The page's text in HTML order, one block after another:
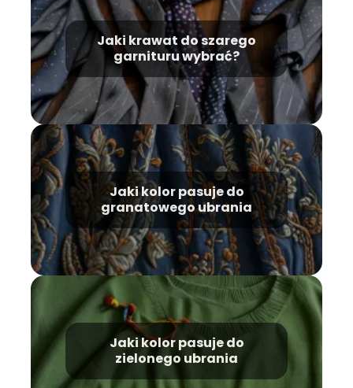
Jaki krawat do szarego
garnituru wybrać?
Jaki kolor pasuje do
granatowego ubrania
Jaki kolor pasuje do
zielonego ubrania